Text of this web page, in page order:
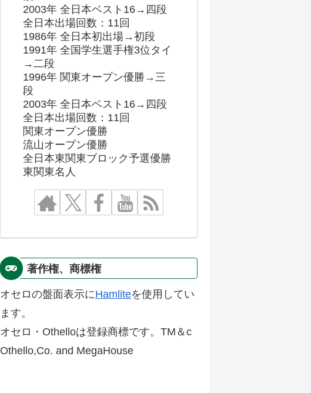
2003年 全日本ベスト16→四段
全日本出場回数：11回
1986年 全日本初出場→初段
1991年 全国学生選手権3位タイ
→二段
1996年 関東オープン優勝→三
段
2003年 全日本ベスト16→四段
全日本出場回数：11回
関東オープン優勝
流山オープン優勝
全日本東関東ブロック予選優勝
東関東名人
著作権、商標権
オセロの盤面表示にHamliteを使用してい
ます。
オセロ・Othelloは登録商標です。TM＆c
Othello,Co. and MegaHouse